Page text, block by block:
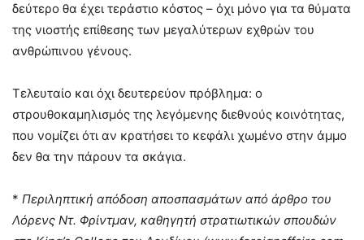
δεύτερο θα έχει τεράστιο κόστος – όχι μόνο για τα θύματα
της νιοστής επίθεσης των μεγαλύτερων εχθρών του
ανθρώπινου γένους.
Τελευταίο και όχι δευτερεύον πρόβλημα: ο
στρουθοκαμηλισμός της λεγόμενης διεθνούς κοινότητας,
που νομίζει ότι αν κρατήσει το κεφάλι χωμένο στην άμμο
δεν θα την πάρουν τα σκάγια.
* Περιληπτική απόδοση αποσπασμάτων από άρθρο του
Λόρενς Ντ. Φρίντμαν, καθηγητή στρατιωτικών σπουδών